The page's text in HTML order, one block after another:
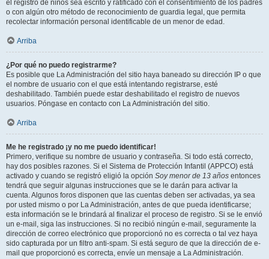
el registro de niños sea escrito y ratificado con el consentimiento de los padres
o con algún otro método de reconocimiento de guardia legal, que permita
recolectar información personal identificable de un menor de edad.
Arriba
¿Por qué no puedo registrarme?
Es posible que La Administración del sitio haya baneado su dirección IP o que
el nombre de usuario con el que está intentando registrarse, esté
deshabilitado. También puede estar deshabilitado el registro de nuevos
usuarios. Póngase en contacto con La Administración del sitio.
Arriba
Me he registrado ¡y no me puedo identificar!
Primero, verifique su nombre de usuario y contraseña. Si todo está correcto,
hay dos posibles razones. Si el Sistema de Protección Infantil (APPCO) está
activado y cuando se registró eligió la opción Soy menor de 13 años entonces
tendrá que seguir algunas instrucciones que se le darán para activar la
cuenta. Algunos foros disponen que las cuentas deben ser activadas, ya sea
por usted mismo o por La Administración, antes de que pueda identificarse;
esta información se le brindará al finalizar el proceso de registro. Si se le envió
un e-mail, siga las instrucciones. Si no recibió ningún e-mail, seguramente la
dirección de correo electrónico que proporcionó no es correcta o tal vez haya
sido capturada por un filtro anti-spam. Si está seguro de que la dirección de e-
mail que proporcionó es correcta, envíe un mensaje a La Administración.